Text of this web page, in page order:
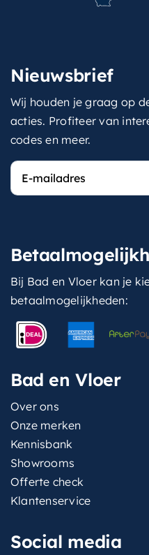
Nieuwsbrief
Wij houden je graag op
acties. Profiteer van
codes en meer.
E-
mailadres
Bij Bad en Vloer kan je
betaalmogelijkheden:
Bad en Vloer
Over ons
Onze merken
Kennisbank
Showrooms
Offerte check
Klantenservice
Social media